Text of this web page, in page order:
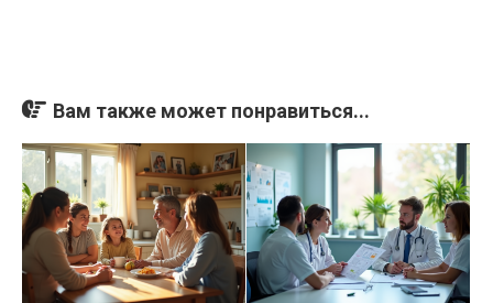
Вам также может понравиться...